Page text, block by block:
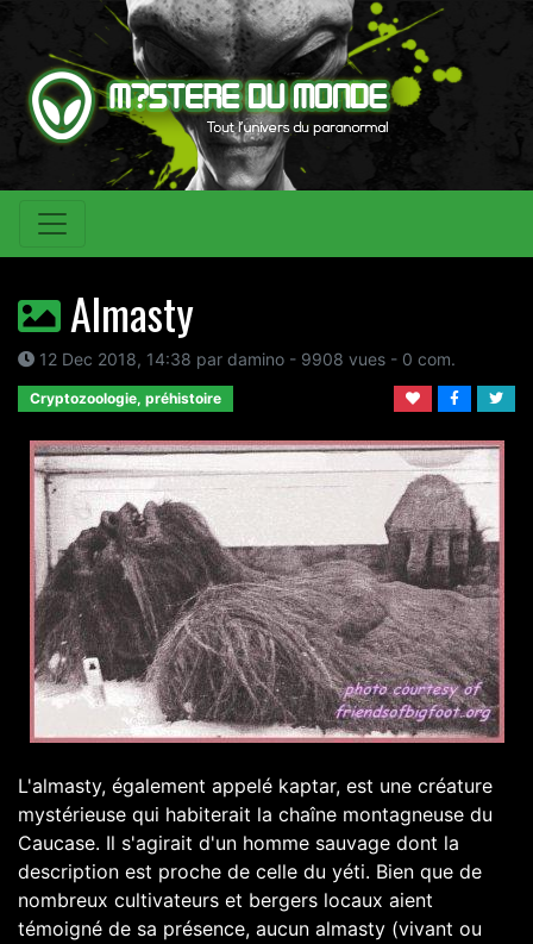
Almasty
12 Dec 2018, 14:38 par damino - 9908 vues - 0 com.
Cryptozoologie, préhistoire
L'almasty, également appelé kaptar, est une créature
mystérieuse qui habiterait la chaîne montagneuse du
Caucase. Il s'agirait d'un homme sauvage dont la
description est proche de celle du yéti. Bien que de
nombreux cultivateurs et bergers locaux aient
témoigné de sa présence, aucun almasty (vivant ou